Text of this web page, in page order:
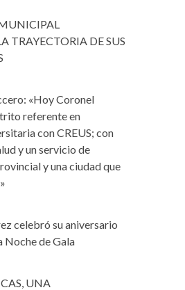
TRAYECTORIA DE SUS
«Hoy Coronel
referente en
con CREUS; con
y un servicio de
y una ciudad que
celebró su aniversario
Noche de Gala
UNA